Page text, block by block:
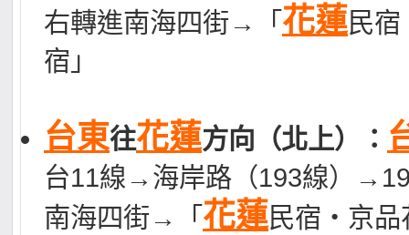
右轉進南海四街→「 花蓮民
宿」
台東往花蓮方向（北上）：
台11線→海岸路（193線）
南海四街→「 花蓮民宿‧京品